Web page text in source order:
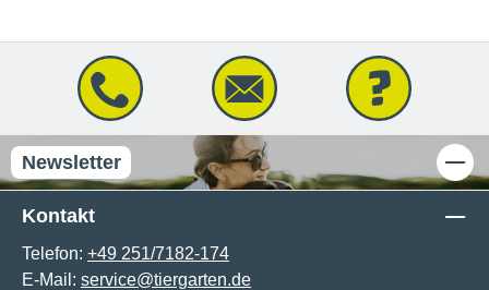
Newsletter
Kontakt
Telefon: +49 251/7182-174
E-Mail: service@tiergarten.de